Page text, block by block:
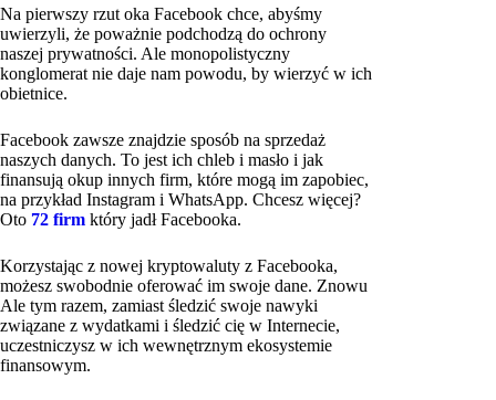
Na pierwszy rzut oka Facebook chce, abyśmy
uwierzyli, że poważnie podchodzą do ochrony
naszej prywatności. Ale monopolistyczny
konglomerat nie daje nam powodu, by wierzyć w ich
obietnice.
Facebook zawsze znajdzie sposób na sprzedaż
naszych danych. To jest ich chleb i masło i jak
finansują okup innych firm, które mogą im zapobiec,
na przykład Instagram i WhatsApp. Chcesz więcej?
Oto 72 firm który jadł Facebooka.
Korzystając z nowej kryptowaluty z Facebooka,
możesz swobodnie oferować im swoje dane. Znowu
Ale tym razem, zamiast śledzić swoje nawyki
związane z wydatkami i śledzić cię w Internecie,
uczestniczysz w ich wewnętrznym ekosystemie
finansowym.